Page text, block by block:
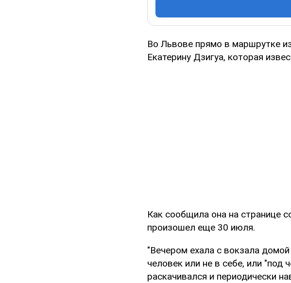
Во Львове прямо в маршрутке
Екатерину Дзигуа, которая
Как сообщила она на странице
произошел еще 30 июля.
"Вечером ехала с вокзала
человек или не в себе, или "под
раскачивался и периодически